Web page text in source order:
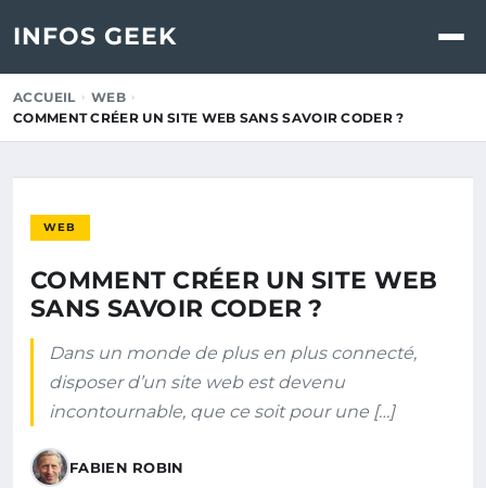
INFOS GEEK
ACCUEIL
WEB
COMMENT CRÉER UN SITE WEB SANS SAVOIR CODER ?
WEB
COMMENT CRÉER UN SITE WEB
SANS SAVOIR CODER ?
Dans un monde de plus en plus connecté,
disposer d’un site web est devenu
incontournable, que ce soit pour une […]
FABIEN ROBIN